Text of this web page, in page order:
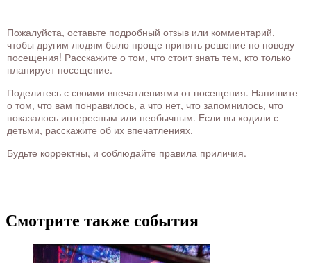
Пожалуйста, оставьте подробный отзыв или комментарий,
чтобы другим людям было проще принять решение по поводу
посещения! Расскажите о том, что стоит знать тем, кто только
планирует посещение.
Поделитесь с своими впечатлениями от посещения. Напишите
о том, что вам понравилось, а что нет, что запомнилось, что
показалось интересным или необычным. Если вы ходили с
детьми, расскажите об их впечатлениях.
Будьте корректны, и соблюдайте правила приличия.
Смотрите также события